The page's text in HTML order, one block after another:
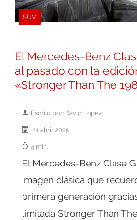
SUV
El Mercedes-Benz
al pasado con la
«Stronger Than The
Escrito por: David Lopez
21 abril 2025
4 min.
El Mercedes-Benz Clase
imagen clásica que
primera generación
limitada Stronger Than